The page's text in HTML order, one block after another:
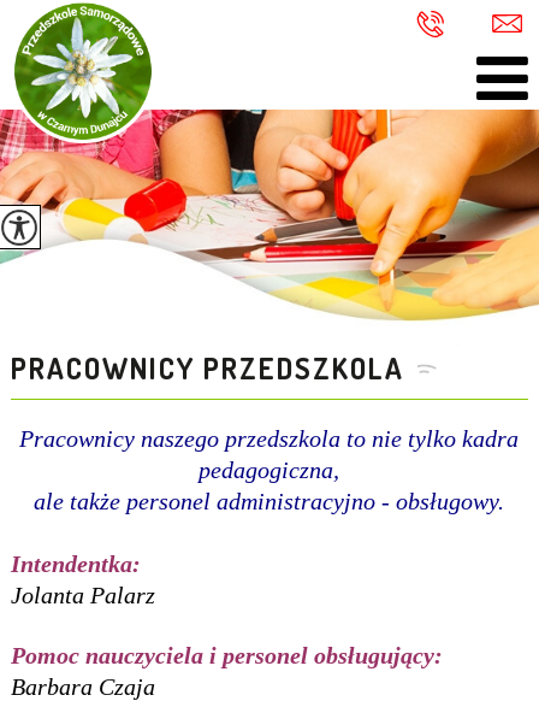
PRACOWNICY PRZEDSZKOLA
Pracownicy naszego przedszkola to nie tylko kadra
pedagogiczna,
ale także personel administracyjno - obsługowy.
Intendentka:
Jolanta Palarz
Pomoc nauczyciela i personel obsługujący:
Barbara Czaja